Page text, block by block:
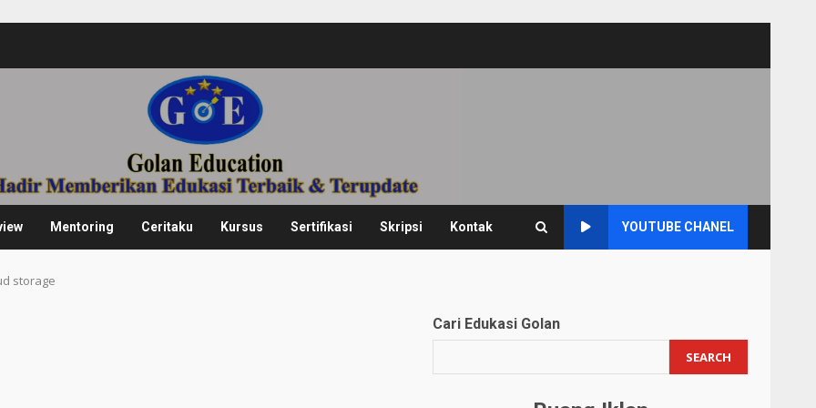
Mentoring Ceritaku Kursus Sertifikasi Skripsi Kontak YOUTUBE CHANEL
storage
Cari Edukasi Golan
SEARCH